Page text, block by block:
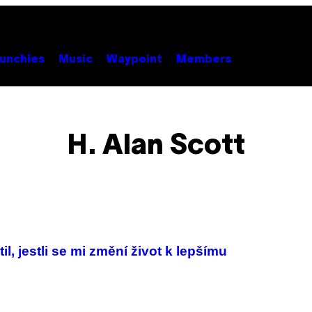
Music Waypoint Members
H. Alan Scott
jestli se mi změní život k lepšímu